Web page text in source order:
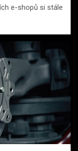
e-shopů si stále